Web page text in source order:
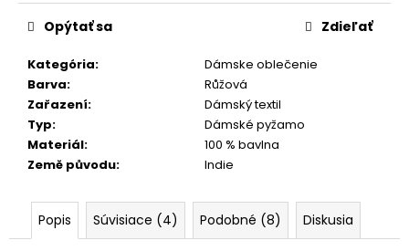
cena:
Kategória:
Dámske oblečenie
Barva:
Růžová
Zařazení:
Dámský textil
Typ:
Dámské pyžamo
Materiál:
100 % bavlna
Země původu: Indie
Opýtať sa Zdieľať
Popis Súvisiace (4) Podobné (8) Diskusia